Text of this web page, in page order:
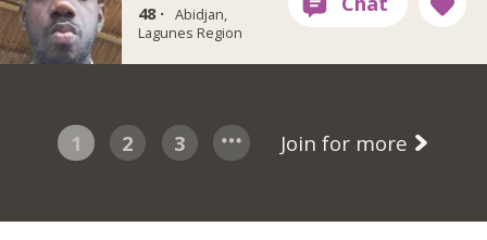
48 · Abidjan,
Lagunes Region
1 2 3 Join for more